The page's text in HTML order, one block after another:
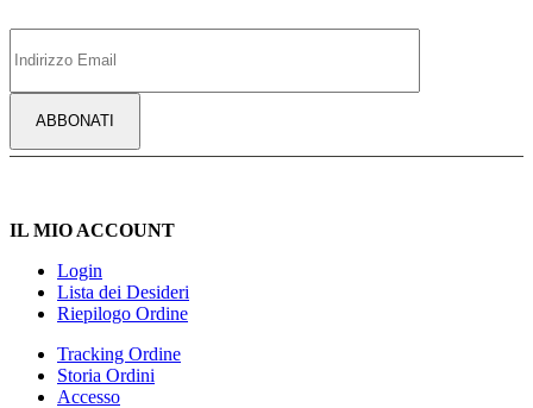
IL MIO ACCOUNT
Login
Lista dei Desideri
Riepilogo Ordine
Tracking Ordine
Storia Ordini
Accesso